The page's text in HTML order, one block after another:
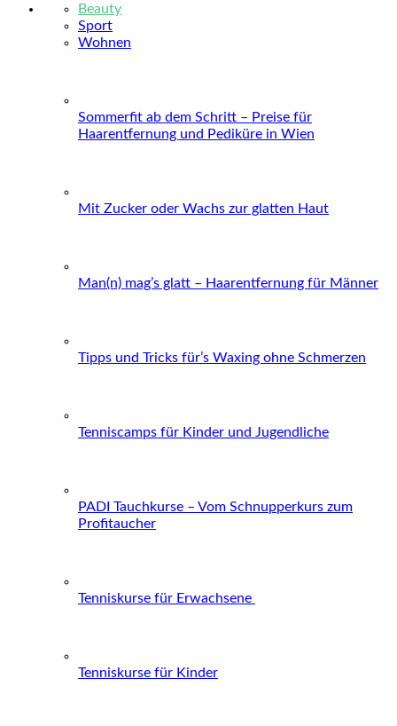
Beauty
Sport
Wohnen
Sommerfit ab dem Schritt – Preise für
Haarentfernung und Pediküre in Wien
Mit Zucker oder Wachs zur glatten Haut
Man(n) mag’s glatt – Haarentfernung für Männer
Tipps und Tricks für’s Waxing ohne Schmerzen
Tenniscamps für Kinder und Jugendliche
PADI Tauchkurse – Vom Schnupperkurs zum
Profitaucher
Tenniskurse für Erwachsene
Tenniskurse für Kinder